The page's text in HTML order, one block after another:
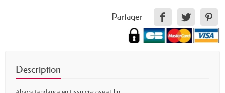
Partager
Description